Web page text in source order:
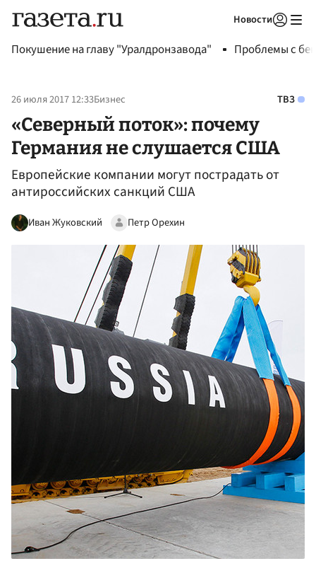
Новости
Покушение на главу "Уралдронзавода" Проблемы с
26 июля 2017 12:33Бизнес ТВЗ
«Северный поток»: почему
Германия не слушается США
Европейские компании могут пострадать от
антироссийских санкций США
Иван Жуковский Петр Орехин